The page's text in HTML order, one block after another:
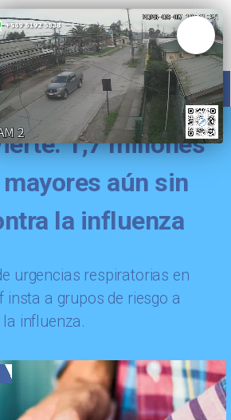
LOCAL DEPORTES
1,7 millones
aún sin
la influenza
urgencias respiratorias en
insta a grupos de riesgo a
influenza.